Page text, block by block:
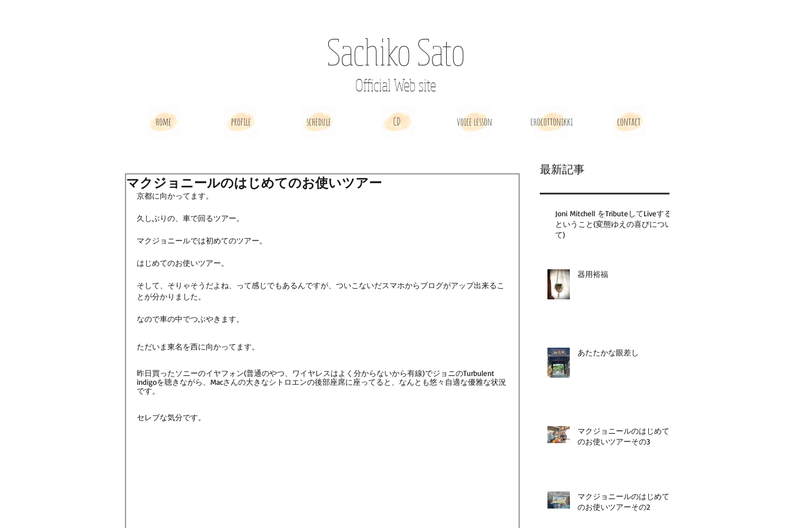
Sachiko Sato
Official Web site
home profile schedule CD voice lesson chocottonikki contact
マクジョニールのはじめてのお使いツアー
京都に向かってます。
久しぶりの、車で回るツアー。
マクジョニールでは初めてのツアー。
はじめてのお使いツアー。
そして、そりゃそうだよね、って感じでもあるんですが、ついこないだスマホからブログがアップ出来るこ
とが分かりました。
なので車の中でつぶやきます。
ただいま東名を西に向かってます。
昨日買ったソニーのイヤフォン(普通のやつ、ワイヤレスはよく分からないから有線)でジョニのTurbulent
indigoを聴きながら、Macさんの大きなシトロエンの後部座席に座ってると、なんとも悠々自適な優雅な状況
です。
セレブな気分です。
最新記事
Joni Mitchell をTributeしてLiveする
ということ(変態ゆえの喜びについ
て)
器用裕福
あたたかな眼差し
マクジョニールのはじめて
のお使いツアーその3
マクジョニールのはじめて
のお使いツアーその2